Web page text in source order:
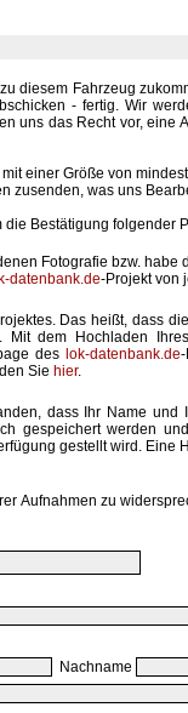
diesem Fahrzeug
- fertig. Wir
uns das Recht vor, eine
einer Größe von
zusenden, was uns
Bestätigung folgender
Fotografie bzw.
datenbank.de-Projekt von
Das heißt, dass
Mit dem Hochladen
des lok-datenbank.de
Sie hier.
dass Ihr Name und
gespeichert werden
gestellt wird. Eine
Aufnahmen zu
Nachname